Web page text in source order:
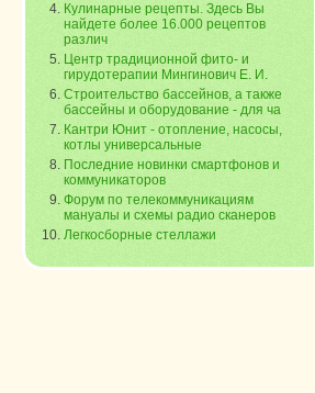
Кулинарные рецепты. Здесь Вы
найдете более 16.000 рецептов
различ
Центр традиционной фито- и
гирудотерапии Мингинович Е. И.
Строительство бассейнов, а также
бассейны и оборудование - для ча
Кантри Юнит - отопление, насосы,
котлы универсальные
Последние новинки смартфонов и
коммуникаторов
Форум по телекоммуникациям
мануалы и схемы радио сканеров
Легкосборные стеллажи